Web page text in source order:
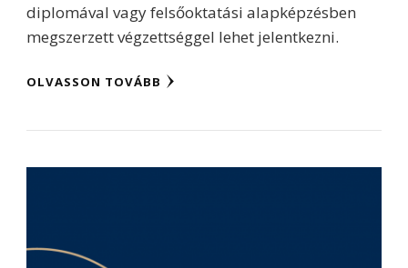
diplomával vagy felsőoktatási alapképzésben
megszerzett végzettséggel lehet jelentkezni.
OLVASSON TOVÁBB